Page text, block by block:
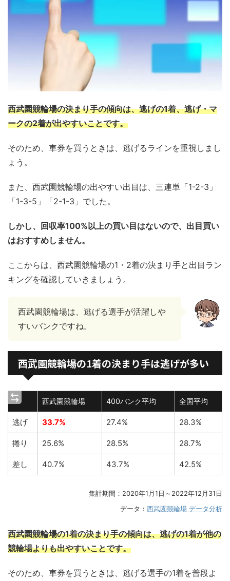
西武園競輪場の決まり手の傾向は、逃げの1着、逃げ・マ
ークの2着が出やすいことです。
そのため、車券を買うときは、逃げるラインを重視しまし
ょう。
また、西武園競輪場の出やすい出目は、三連単「1-2-3」
「1-3-5」「2-1-3」でした。
しかし、回収率100%以上の買い目はないので、出目買い
はおすすめしません。
ここからは、西武園競輪場の1・2着の決まり手と出目ラン
キングを確認していきましょう。
西武園競輪場は、逃げる選手が活躍しや
すいバンクですね。
西武園競輪場の1着の決まり手は逃げが多い
西武園競輪場 400バンク平均 全国平均
逃げ 33.7% 27.4% 28.3%
捲り 25.6% 28.5% 28.7%
差し 40.7% 43.7% 42.5%
集計期間：2020年1月1日～2022年12月31日
データ： 西武園競輪場 データ分析
西武園競輪場の1着の決まり手の傾向は、逃げの1着が他の
競輪場よりも出やすいことです。
そのため、車券を買うときは、逃げる選手の1着を普段よ